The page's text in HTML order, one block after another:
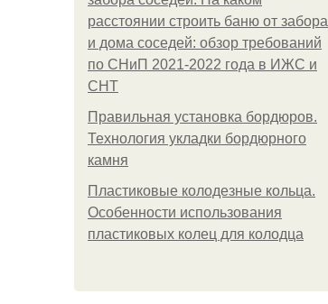
расстоянии строить баню от забора
и дома соседей: обзор требований
по СНиП 2021-2022 года в ИЖС и
СНТ
Правильная установка бордюров.
Технология укладки бордюрного
камня
Пластиковые колодезные кольца.
Особенности использования
пластиковых колец для колодца